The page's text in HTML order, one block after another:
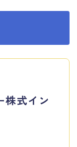
株式イン